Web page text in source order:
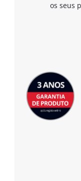
os seus